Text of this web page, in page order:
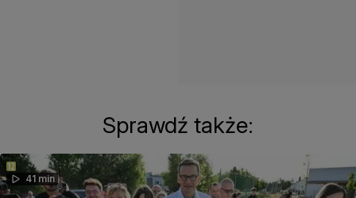
Sprawdź także:
41 min